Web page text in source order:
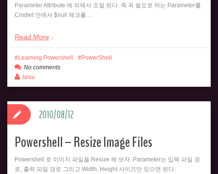
Parameter Attribute 에 의해서 조절 된다. 즉 꼭 필요로 하는 Parameter를
Cmdlet 안에서 $null 체크를…
Read More
Learning Powershell
PowerShell
No comments
talsu
Powershell – Resize Image Files
Powershell 로 이미지 파일을 Resize 해 보자. Parameter는 입력 파일 경
로, 출력 파일 경로 그리고 Width, Height 사이즈만 있으면 된다.
2010/08/12